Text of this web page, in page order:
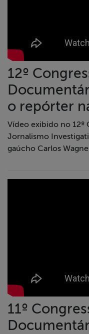
12º
o repórter
Vídeo exibido no 12º
Jornalismo
gaúcho Carlos
11º